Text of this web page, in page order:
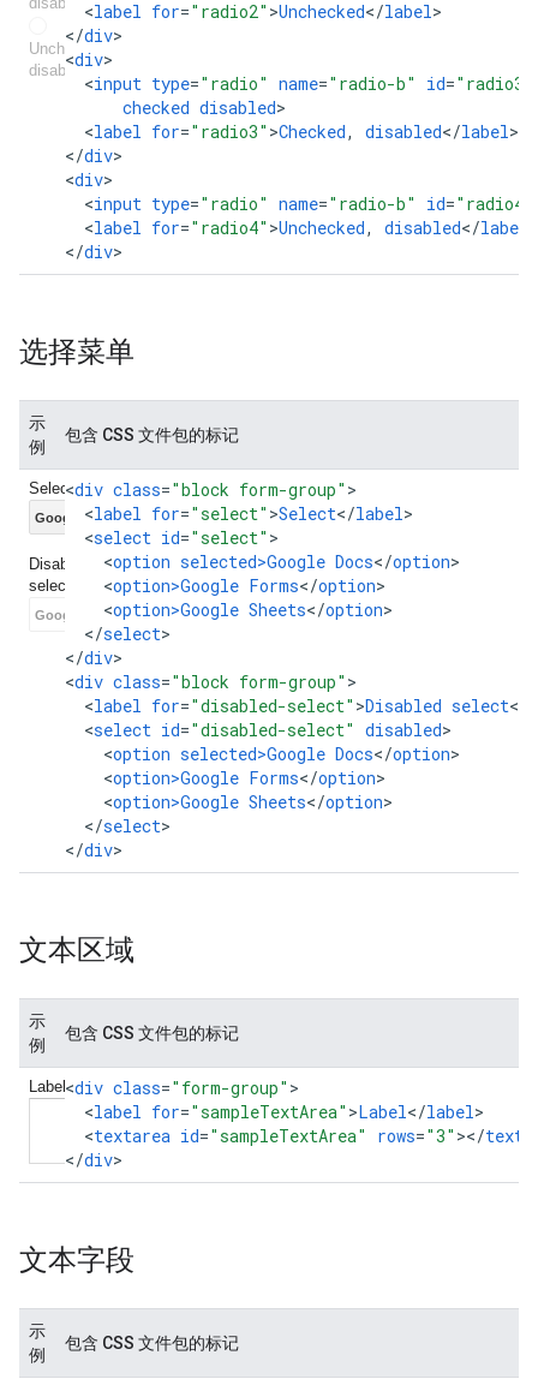
<label for="radio2" >Unchecked</label>
</div>
<div
<input type="radio" name="radio-b" id="radio3"
checked disabled
<label for="radio3" >Checked, disabled</label>
</div>
<div
<input type="radio" name="radio-b" id="radio4"
<label for="radio4" >Unchecked, disabled</label
</div>
选择菜单
示
例
包含 CSS 文件包的标记
<div class="block form-group"
<label for="select" >Select</label
<select id="select"
<option selected>Google Docs</option
<option>Google Forms</option
<option>Google Sheets</option
</select>
</div>
<div class="block form-group"
<label for="disabled-select" >Disabled select<
<select id="disabled-select" disabled
<option selected>Google Docs</option
<option>Google Forms</option
<option>Google Sheets</option
</select>
</div>
文本区域
示
例
包含 CSS 文件包的标记
<div class="form-group"
<label for="sampleTextArea" >Label</label
<textarea id="sampleTextArea" rows="3" ></
</div>
文本字段
示
例
包含 CSS 文件包的标记